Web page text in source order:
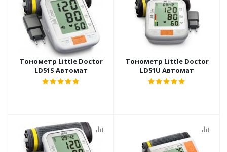
Тонометр Little Doctor
LD51S Автомат
Тонометр Little Doctor
LD51U Автомат